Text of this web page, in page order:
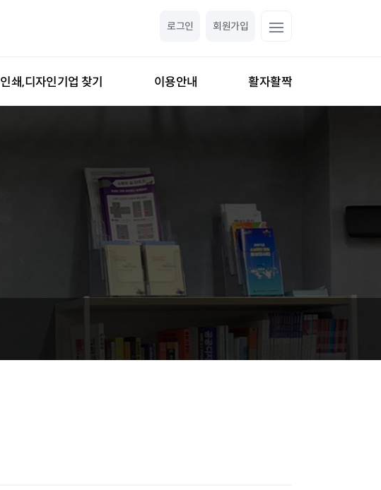
로그인 회원가입
인쇄,디자인기업 찾기 이용안내 활자활짝